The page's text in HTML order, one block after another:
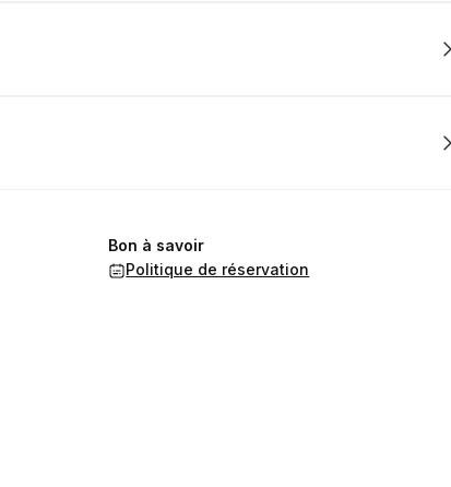
Bon à savoir
Politique de réservation